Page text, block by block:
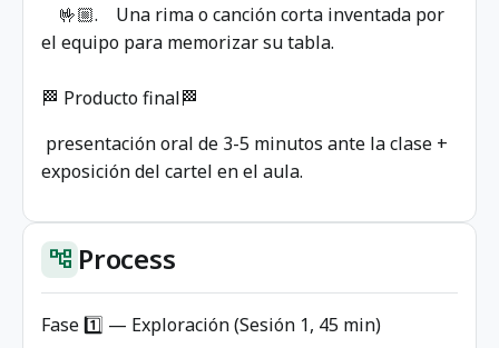
🤟🏼. Una rima o canción corta inventada por
el equipo para memorizar su tabla.
🏁 Producto final🏁
presentación oral de 3-5 minutos ante la clase +
exposición del cartel en el aula.
account_tree Process
Fase 1️⃣ — Exploración (Sesión 1, 45 min)